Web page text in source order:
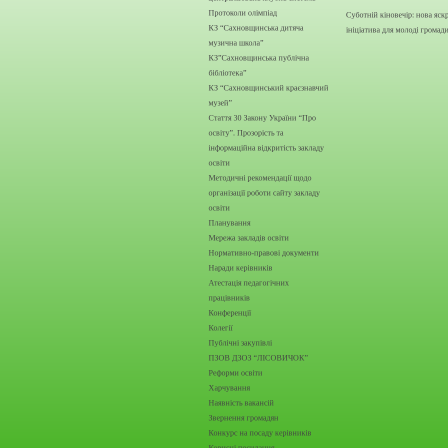
Протоколи олімпіад
КЗ “Сахновщинська дитяча
музична школа”
КЗ”Сахновщинська публічна
бібліотека”
КЗ “Сахновщинський краєзнавчий
музей”
Стаття 30 Закону України “Про
освіту”. Прозорість та
інформаційна відкритість закладу
освіти
Методичні рекомендації щодо
організації роботи сайту закладу
освіти
Планування
Мережа закладів освіти
Нормативно-правові документи
Наради керівників
Атестація педагогічних
працівників
Конференції
Колегії
Публічні закупівлі
ПЗОВ ДЗОЗ “ЛІСОВИЧОК”
Реформи освіти
Харчування
Наявність вакансій
Звернення громадян
Конкурс на посаду керівників
Суботній кіновечір: нова
ініціатива для молоді громади